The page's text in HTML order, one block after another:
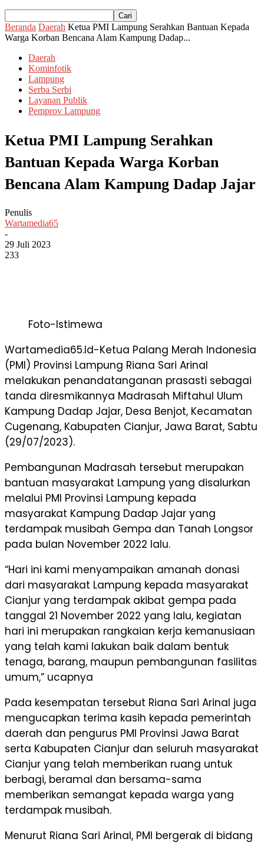
Beranda Daerah Ketua PMI Lampung Serahkan Bantuan Kepada
Warga Korban Bencana Alam Kampung Dadap...
Daerah
Kominfotik
Lampung
Serba Serbi
Layanan Publik
Pemprov Lampung
Ketua PMI Lampung Serahkan
Bantuan Kepada Warga Korban
Bencana Alam Kampung Dadap Jajar
Penulis
Wartamedia65
-
29 Juli 2023
233
Foto-Istimewa
Wartamedia65.Id-Ketua Palang Merah Indonesia
(PMI) Provinsi Lampung Riana Sari Arinal
melakukan penandatanganan prasasti sebagai
tanda diresmikannya Madrasah Miftahul Ulum
Kampung Dadap Jajar, Desa Benjot, Kecamatan
Cugenang, Kabupaten Cianjur, Jawa Barat, Sabtu
(29/07/2023).
Pembangunan Madrasah tersebut merupakan
bantuan masyarakat Lampung yang disalurkan
melalui PMI Provinsi Lampung kepada
masyarakat Kampung Dadap Jajar yang
terdampak musibah Gempa dan Tanah Longsor
pada bulan November 2022 lalu.
“Hari ini kami menyampaikan amanah donasi
dari masyarakat Lampung kepada masyarakat
Cianjur yang terdampak akibat gempa pada
tanggal 21 November 2022 yang lalu, kegiatan
hari ini merupakan rangkaian kerja kemanusiaan
yang telah kami lakukan baik dalam bentuk
tenaga, barang, maupun pembangunan fasilitas
umum,” ucapnya
Pada kesempatan tersebut Riana Sari Arinal juga
mengucapkan terima kasih kepada pemerintah
daerah dan pengurus PMI Provinsi Jawa Barat
serta Kabupaten Cianjur dan seluruh masyarakat
Cianjur yang telah memberikan ruang untuk
berbagi, beramal dan bersama-sama
memberikan semangat kepada warga yang
terdampak musibah.
Menurut Riana Sari Arinal, PMI bergerak di bidang